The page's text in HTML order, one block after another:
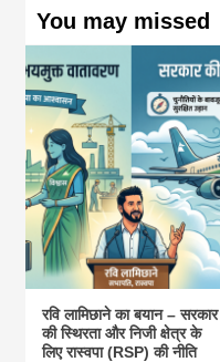
You may missed
रवि लामिछाने का बयान – सरकार
की स्थिरता और निजी क्षेत्र के
लिए रास्वपा (RSP) की नीति